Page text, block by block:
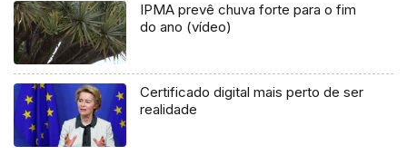
IPMA prevê chuva forte para o fim
do ano (vídeo)
Certificado digital mais perto de ser
realidade